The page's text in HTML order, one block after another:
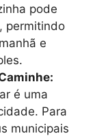
pode
permitindo
e
é uma
Para
municipais